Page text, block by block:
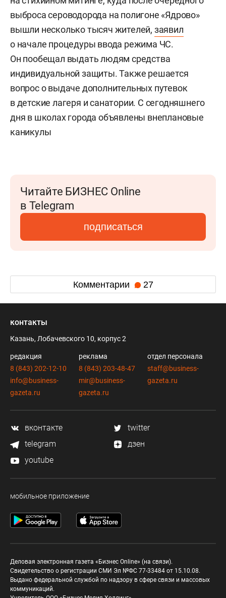
выброса сероводорода на полигоне «Ядрово»
вышли несколько тысяч жителей, заявил
о начале процедуры ввода режима ЧС.
Он пообещал выдать людям средства
индивидуальной защиты. Также решается
вопрос о выдаче дополнительных путевок
в детские лагеря и санатории. С сегодняшнего
дня в школах города объявлены внеплановые
каникулы
Читайте БИЗНЕС Online
в Telegram
подписаться
Комментарии 27
контакты
Казань, Лобачевского 10, корпус 2
редакция
8 (843) 202-12-10
info@business-
gazeta.ru
реклама
8 (843) 203-48-47
mir@business-
gazeta.ru
отдел персонала
staff@business-
gazeta.ru
вконтакте
twitter
telegram
дзен
youtube
мобильное приложение
Деловая электронная газета «Бизнес Online» (на связи).
Свидетельство о регистрации СМИ Эл №ФС 77-33484 от 15.10.08.
Выдано федеральной службой по надзору в сфере связи и массовых
коммуникаций.